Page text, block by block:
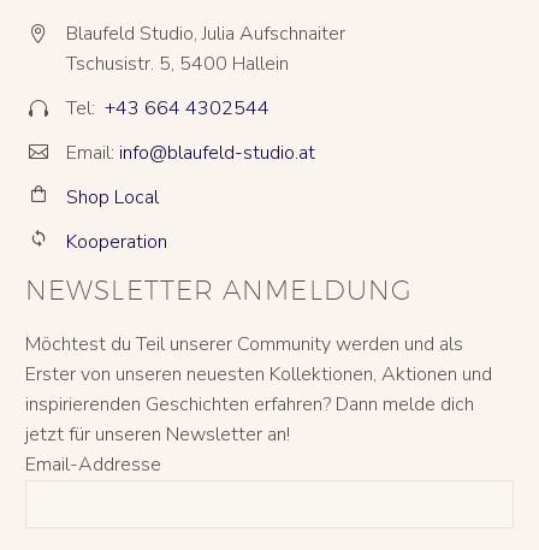


Blaufeld Studio, Julia Aufschnaiter
Tschusistr. 5, 5400 Hallein

 Tel: +43 664 4302544

 Email: info@blaufeld-studio.at

 Shop Local

 Kooperation
NEWSLETTER ANMELDUNG
Möchtest du Teil unserer Community werden und als
Erster von unseren neuesten Kollektionen, Aktionen und
inspirierenden Geschichten erfahren? Dann melde dich
jetzt für unseren Newsletter an!
Email-Addresse